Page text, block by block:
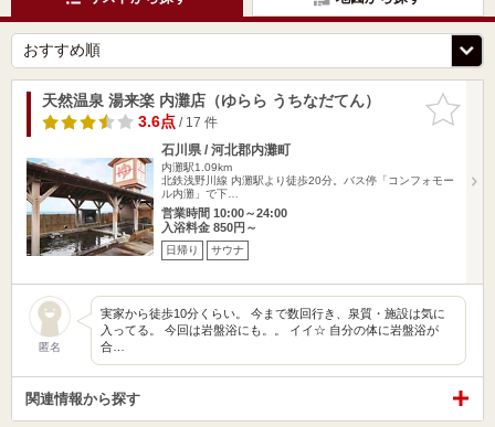
お気に入
りに追加
天然温泉 湯来楽 内灘店（ゆらら うちなだてん）
3.6点/ 17 件
石川県 / 河北郡内灘町
内灘駅1.09km
北鉄浅野川線 内灘駅より徒歩20分。バス停「コンフォモー
ル内灘」で下…
営業時間 10:00～24:00
入浴料金 850円～
日帰り サウナ
匿名
実家から徒歩10分くらい。 今まで数回行き、泉質・施設は気に
入ってる。 今回は岩盤浴にも。。 イイ☆ 自分の体に岩盤浴が
合…
関連情報から探す